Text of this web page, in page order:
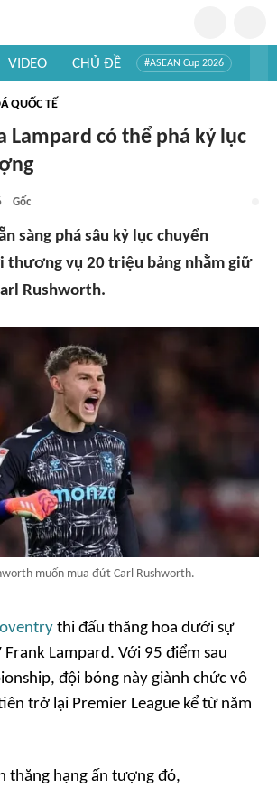
VIDEO CHỦ ĐỀ #ASEAN Cup 2026
QUỐC TẾ
Lampard có thể phá kỷ lục
Gốc
sàng phá sâu kỷ lục chuyển
thương vụ 20 triệu bảng nhằm giữ
Rushworth.
muốn mua đứt Carl Rushworth.
thi đấu thăng hoa dưới sự
Frank Lampard. Với 95 điểm sau
đội bóng này giành chức vô
trở lại Premier League kể từ năm
thăng hạng ấn tượng đó,